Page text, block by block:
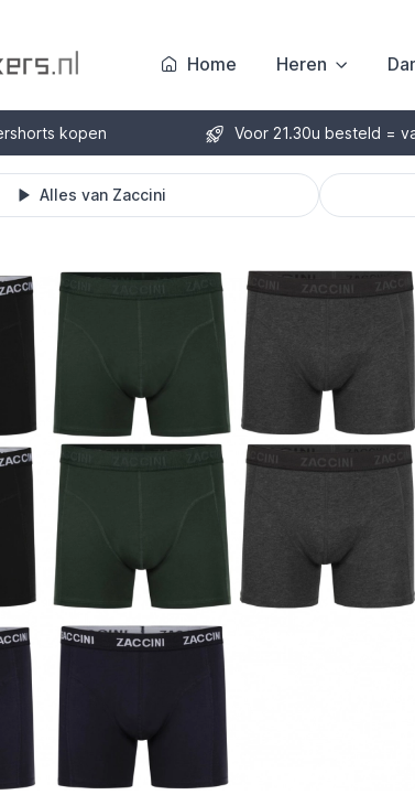
Home Heren
kopen Voor 21.30u besteld =
Alles van Zaccini